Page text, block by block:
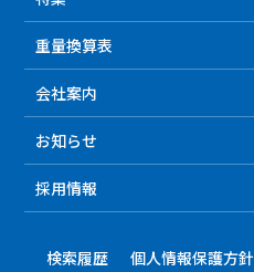
重量換算表
会社案内
お知らせ
採用情報
検索履歴 個人情報保護方針